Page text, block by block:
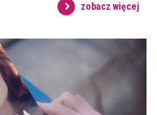
zobacz więcej